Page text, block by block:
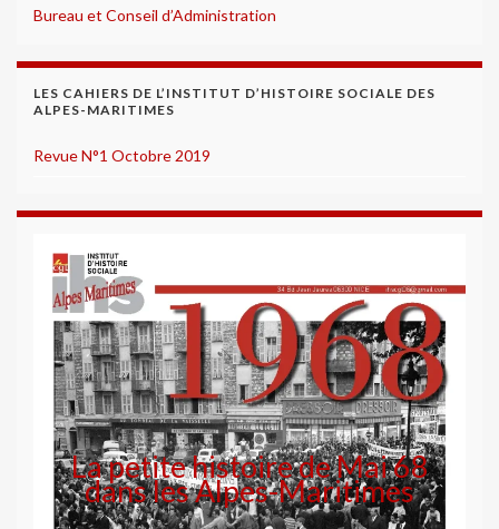
Bureau et Conseil d’Administration
LES CAHIERS DE L’INSTITUT D’HISTOIRE SOCIALE DES
ALPES-MARITIMES
Revue N°1 Octobre 2019
La petite histoire de Mai 68
dans les Alpes-Maritimes